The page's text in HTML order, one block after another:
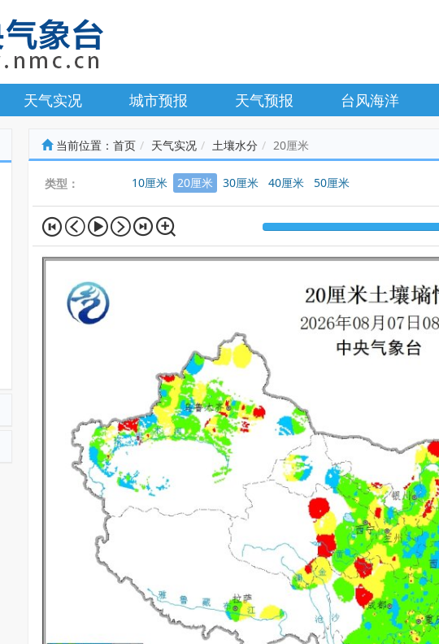
天气实况 城市预报 天气预报 台风海洋
当前位置： 首页 天气实况 土壤水分 20厘米
类型： 10厘米 20厘米 30厘米 40厘米
50厘米